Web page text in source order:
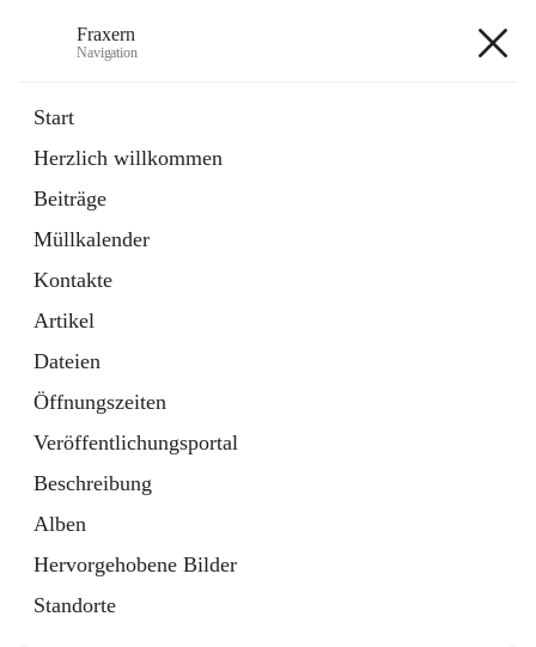
Fraxern
Navigation
Start
Herzlich willkommen
Beiträge
Müllkalender
Kontakte
Artikel
Dateien
Öffnungszeiten
Veröffentlichungsportal
Beschreibung
Alben
Hervorgehobene Bilder
Standorte
Ordner
in
Tab
Formulare
Artikel
öffnet
in
neuem
Tab